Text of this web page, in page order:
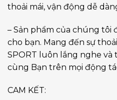
thoải mái, vận động dễ
– Sản phẩm của chúng tôi
cho bạn. Mang đến sự
SPORT luôn lắng nghe
cùng Bạn trên mọi động
CAM KẾT: